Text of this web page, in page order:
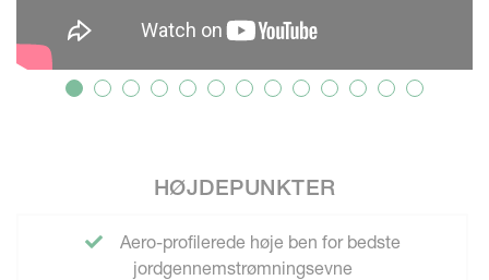
HØJDEPUNKTER
Aero-profilerede høje ben for bedste
jordgennemstrømningsevne